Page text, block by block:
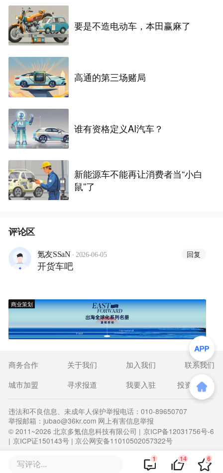
要是不造电动车，本田赢麻了
高通的第三场赌局
谁有资格定义AI汽车？
新能源车不能再让消费者当“小白
鼠”了
评论区
氪友SSaN · 2026-06-05 回复
开货车吧
商业策划
写评论... 1 14 6
商务合作 关于我们 加入我们
联系我们
城市加盟
寻求报道 我要入驻 投资者关系
违法和不良信息、未成年人保护举报电话：010-89650707
举报邮箱：jubao@36kr.com 网上有害信息举报
© 2011~2026 北京多氪信息科技有限公司 | 京ICP备12031756号-6
| 京ICP证150143号 | 京公网安备11010502057322号